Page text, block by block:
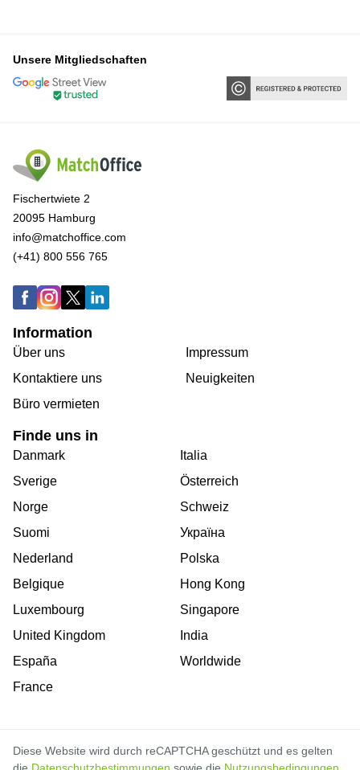
Unsere Mitgliedschaften
Fischertwiete 2
20095 Hamburg
info@matchoffice.com
(+41) 800 556 765
Information
Über uns
Kontaktiere uns
Büro vermieten
Impressum
Neuigkeiten
Finde uns in
Danmark
Sverige
Norge
Suomi
Nederland
Belgique
Luxembourg
United Kingdom
España
France
Italia
Österreich
Schweiz
Україна
Polska
Hong Kong
Singapore
India
Worldwide
Diese Website wird durch reCAPTCHA geschützt und es gelten